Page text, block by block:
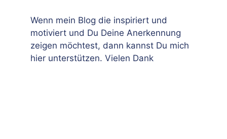
Wenn mein Blog die inspiriert und
motiviert und Du Deine Anerkennung
zeigen möchtest, dann kannst Du mich
hier unterstützen. Vielen Dank